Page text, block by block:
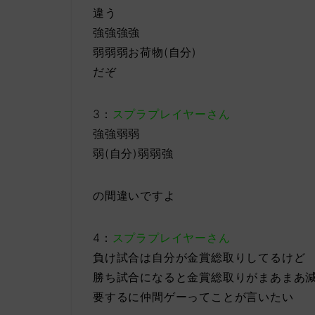
違う
強強強強
弱弱弱お荷物(自分)
だぞ
3： スプラプレイヤーさん
強強弱弱
弱(自分)弱弱強
の間違いですよ
4： スプラプレイヤーさん
負け試合は自分が金賞総取りしてるけど
勝ち試合になると金賞総取りがまあまあ
要するに仲間ゲーってことが言いたい